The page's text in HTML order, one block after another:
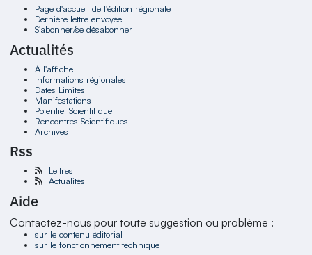
Page d'accueil de l'édition régionale
Dernière lettre envoyée
S'abonner/se désabonner
Actualités
À l'affiche
Informations régionales
Dates Limites
Manifestations
Potentiel Scientifique
Rencontres Scientifiques
Archives
Rss
Lettres
Actualités
Aide
Contactez-nous pour toute suggestion ou problème :
sur le contenu éditorial
sur le fonctionnement technique